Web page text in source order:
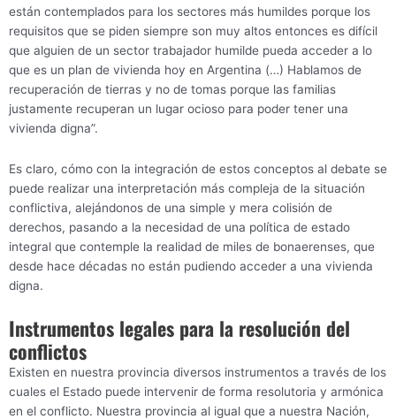
están contemplados para los sectores más humildes porque los
requisitos que se piden siempre son muy altos entonces es difícil
que alguien de un sector trabajador humilde pueda acceder a lo
que es un plan de vivienda hoy en Argentina (…) Hablamos de
recuperación de tierras y no de tomas porque las familias
justamente recuperan un lugar ocioso para poder tener una
vivienda digna”.
Es claro, cómo con la integración de estos conceptos al debate se
puede realizar una interpretación más compleja de la situación
conflictiva, alejándonos de una simple y mera colisión de
derechos, pasando a la necesidad de una política de estado
integral que contemple la realidad de miles de bonaerenses, que
desde hace décadas no están pudiendo acceder a una vivienda
digna.
Instrumentos legales para la resolución del
conflictos
Existen en nuestra provincia diversos instrumentos a través de los
cuales el Estado puede intervenir de forma resolutoria y armónica
en el conflicto. Nuestra provincia al igual que a nuestra Nación,